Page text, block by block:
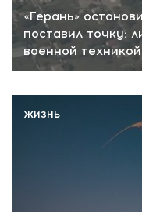
«Герань»
поставил точку:
военной техникой
ЖИЗНЬ